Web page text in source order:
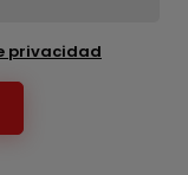
privacidad